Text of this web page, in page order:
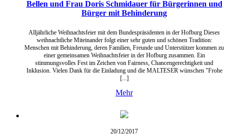
Bellen und Frau Doris Schmidauer für Bürgerinnen und
Bürger mit Behinderung
Alljährliche Weihnachtsfeier mit dem Bundespräsidenten in der Hofburg Dieses
weihnachtliche Miteinander folgt einer sehr guten und schönen Tradition:
Menschen mit Behinderung, deren Familien, Freunde und Unterstützer kommen zu
einer gemeinsamen Weihnachtsfeier in der Hofburg zusammen. Ein
stimmungsvolles Fest im Zeichen von Fairness, Chancengerechtigkeit und
Inklusion. Vielen Dank für die Einladung und die MALTESER wünschen "Frohe
[...]
Mehr
20/12/2017